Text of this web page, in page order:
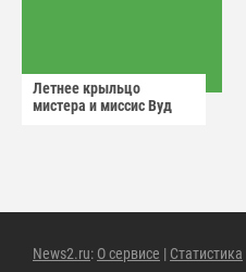
Летнее крыльцо
мистера и миссис Вуд
News2.ru: О сервисе | Статистика